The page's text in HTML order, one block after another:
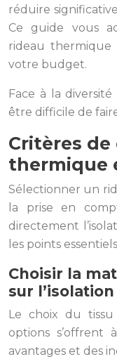
réduire
Ce guide vous
rideau
votre budget.
Face à la
être difficile de
Critères de
thermique
Sélectionner un
la prise en
directement
les points
Choisir la
sur l’isolation
Le choix du
options s’offrent
avantages et des